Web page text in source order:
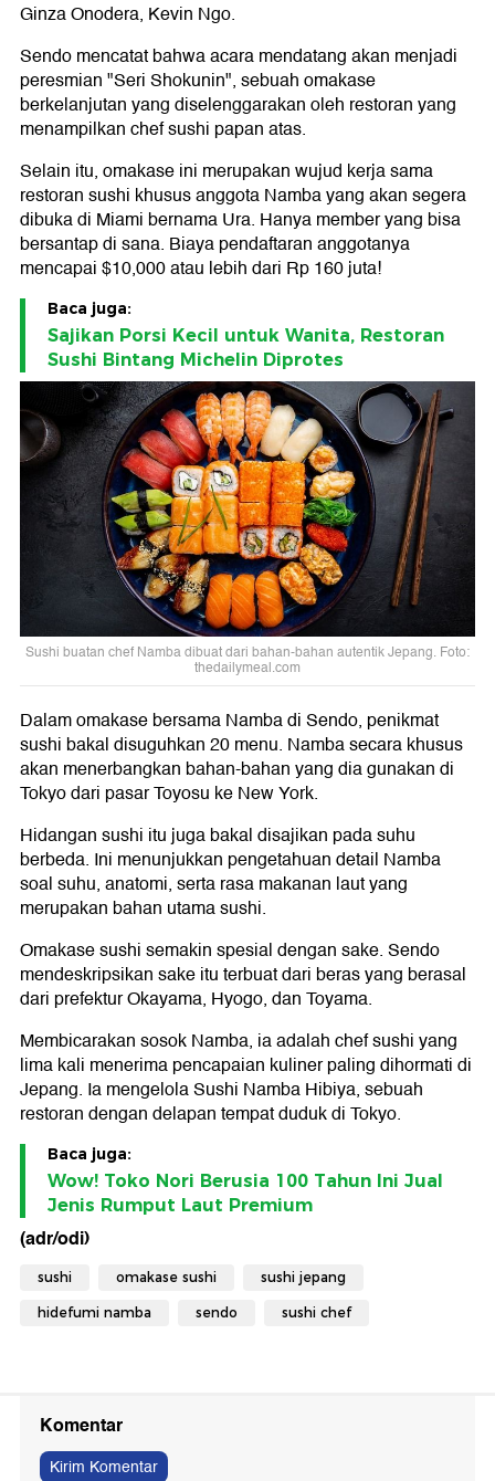
Ginza Onodera, Kevin Ngo.
Sendo mencatat bahwa acara mendatang akan menjadi
peresmian "Seri Shokunin", sebuah omakase
berkelanjutan yang diselenggarakan oleh restoran yang
menampilkan chef sushi papan atas.
Selain itu, omakase ini merupakan wujud kerja sama
restoran sushi khusus anggota Namba yang akan segera
dibuka di Miami bernama Ura. Hanya member yang bisa
bersantap di sana. Biaya pendaftaran anggotanya
mencapai $10,000 atau lebih dari Rp 160 juta!
Baca juga:
Sajikan Porsi Kecil untuk Wanita, Restoran
Sushi Bintang Michelin Diprotes
Sushi buatan chef Namba dibuat dari bahan-bahan autentik Jepang. Foto:
thedailymeal.com
Dalam omakase bersama Namba di Sendo, penikmat
sushi bakal disuguhkan 20 menu. Namba secara khusus
akan menerbangkan bahan-bahan yang dia gunakan di
Tokyo dari pasar Toyosu ke New York.
Hidangan sushi itu juga bakal disajikan pada suhu
berbeda. Ini menunjukkan pengetahuan detail Namba
soal suhu, anatomi, serta rasa makanan laut yang
merupakan bahan utama sushi.
Omakase sushi semakin spesial dengan sake. Sendo
mendeskripsikan sake itu terbuat dari beras yang berasal
dari prefektur Okayama, Hyogo, dan Toyama.
Membicarakan sosok Namba, ia adalah chef sushi yang
lima kali menerima pencapaian kuliner paling dihormati di
Jepang. Ia mengelola Sushi Namba Hibiya, sebuah
restoran dengan delapan tempat duduk di Tokyo.
Baca juga:
Wow! Toko Nori Berusia 100 Tahun Ini Jual
Jenis Rumput Laut Premium
(adr/odi)
sushi omakase sushi sushi jepang
hidefumi namba sendo sushi chef
Komentar
Kirim Komentar